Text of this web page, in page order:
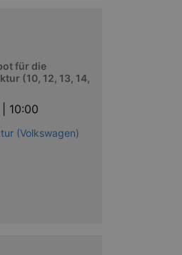
für die
(10, 12, 13, 14,
10:00
(Volkswagen)